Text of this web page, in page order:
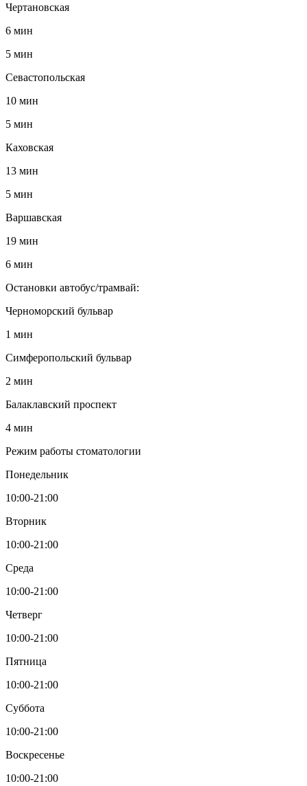
Чертановская
6 мин
5 мин
Севастопольская
10 мин
5 мин
Каховская
13 мин
5 мин
Варшавская
19 мин
6 мин
Остановки автобус/трамвай:
Черноморский бульвар
1 мин
Симферопольский бульвар
2 мин
Балаклавский проспект
4 мин
Режим работы стоматологии
Понедельник
10:00-21:00
Вторник
10:00-21:00
Среда
10:00-21:00
Четверг
10:00-21:00
Пятница
10:00-21:00
Суббота
10:00-21:00
Воскресенье
10:00-21:00